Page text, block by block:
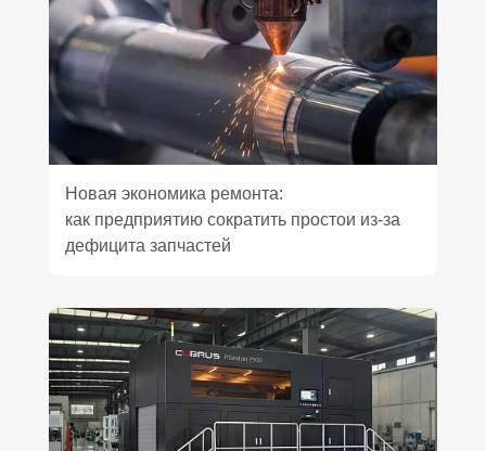
Новая экономика ремонта:
как предприятию сократить простои из‑за
дефицита запчастей